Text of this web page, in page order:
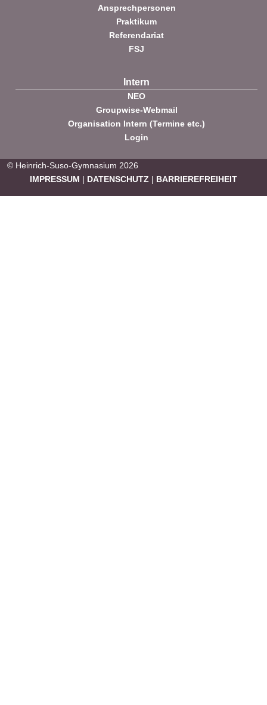
Ansprechpersonen
Praktikum
Referendariat
FSJ
Intern
NEO
Groupwise-Webmail
Organisation Intern (Termine etc.)
Login
© Heinrich-Suso-Gymnasium 2026
IMPRESSUM | DATENSCHUTZ | BARRIEREFREIHEIT